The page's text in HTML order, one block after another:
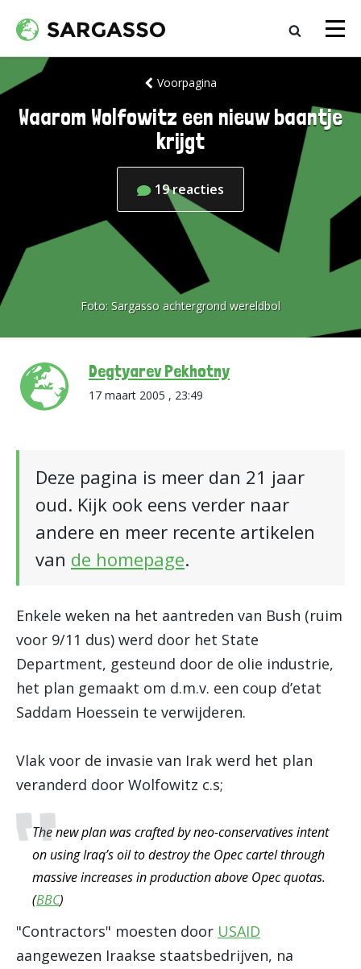
Voorpagina
Waarom Wolfowitz een nieuw baantje
krijgt
19reacties
Foto: Sargasso achtergrond wereldbol
Degtyarev Pekhotny
17 maart 2005 , 23:49
Deze pagina is meer dan 21 jaar
oud. Kijk ook eens verder naar
andere en meer recente artikelen
van de homepage.
Enkele weken na het aantreden van Bush (ruim
voor 9/11 dus) werd door het State
Department, gesteund door de olie industrie,
het plan gemaakt om d.m.v. een coup d’etat
Saddam Hoessein te verwijderen.
Vlak voor de invasie van Irak werd het plan
veranderd door Wolfowitz c.s;
The new plan was crafted by neo-conservatives intent
on using Iraq’s oil to destroy the Opec cartel through
massive increases in production above Opec quotas.
(BBC)
"Contractors" moesten door USAID
aangewezen Iraakse staatsbedrijven, na